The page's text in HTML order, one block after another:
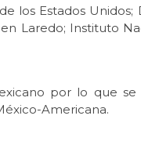
los Estados
Laredo; Instituto
por lo que se
Americana.